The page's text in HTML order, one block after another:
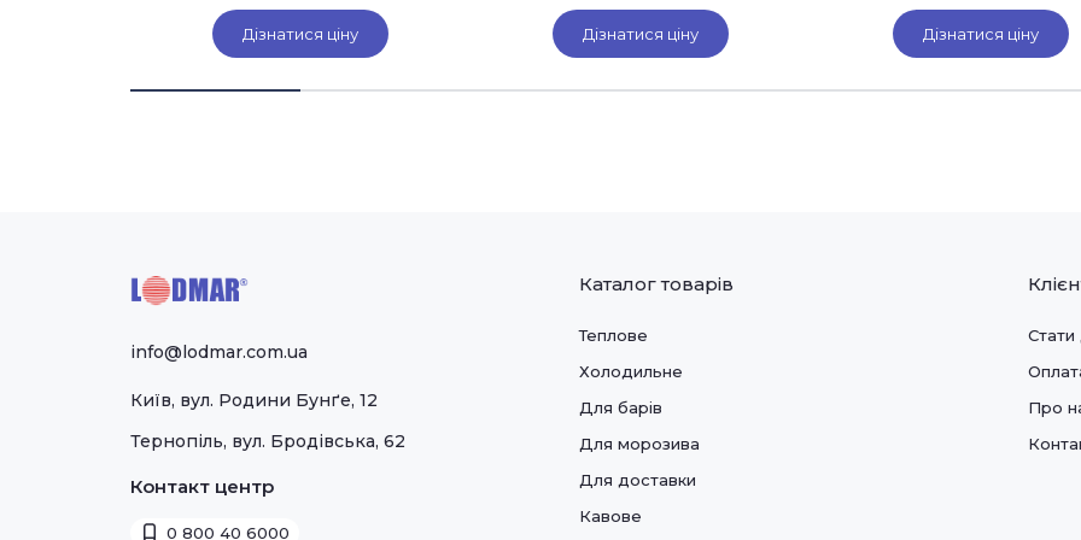
Дізнатися ціну Дізнатися ціну Дізнатися ціну
info@lodmar.com.ua
Київ, вул. Родини Бунґе, 12
Тернопіль, вул. Бродівська, 62
Контакт центр
0 800 40 6000
Каталог товарів
Теплове
Холодильне
Для барів
Для морозива
Для доставки
Кавове
Про